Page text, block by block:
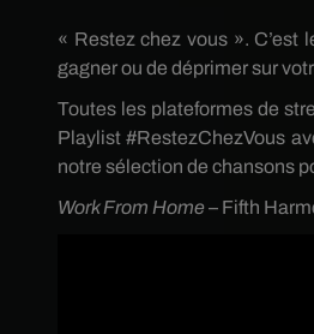
« Restez chez vous ». C’est
gagner ou de déprimer sur
Toutes les plateformes de
Playlist #RestezChezVous
notre sélection de chansons
Work From Home– Fifth